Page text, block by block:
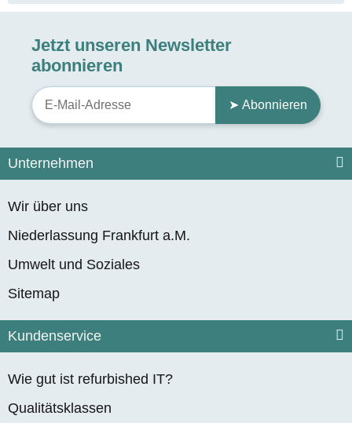
Jetzt unseren Newsletter
abonnieren
➤ Abonnieren
Unternehmen
Wir über uns
Niederlassung Frankfurt a.M.
Umwelt und Soziales
Sitemap
Kundenservice
Wie gut ist refurbished IT?
Qualitätsklassen